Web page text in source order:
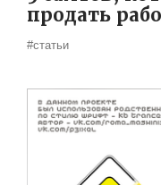
продать
#статьи